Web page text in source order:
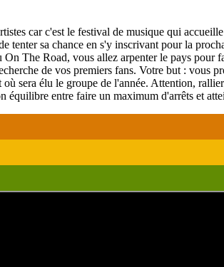
car c'est le festival de musique qui
tenter sa chance en s'y inscrivant pour la
On The Road, vous allez arpenter le pays
de vos premiers fans. Votre but : vous
sera élu le groupe de l'année. Attention,
entre faire un maximum d'arrêts et